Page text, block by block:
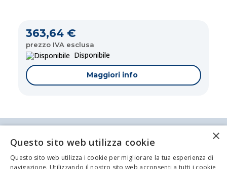
363,64 €
prezzo IVA esclusa
Disponibile
Maggiori info
Antei & Paolucci S.r.l. Via Bologna, 70 A-B-C-D La
Spezia
P.IVA/C.F. 00209350115 Capitale sociale: €
84.500,00 Azienda iscritta al registro delle imprese
×
Questo sito web utilizza cookie
Questo sito web utilizza i cookie per migliorare la tua esperienza di
navigazione. Utilizzando il nostro sito web acconsenti a tutti i cookie